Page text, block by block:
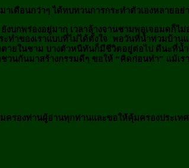
าเดือนกว่าๆ ได้ทบทวนการกระทำตัวเองหลายอ
ยังบกพร่องอยู่มาก เวลาล้างจานชามพอเจอมดก็ไ
ทำของเราแบบที่ไม่ได้ตั้งใจ พอวันที่น้ำท่วมบ้านแ
ายในชาม บางตัวหนีทันก็มีชีวิตอยู่ต่อไป ดีนะที่น้ำ
วนกันมาสร้างกรรมดีๆ ขอให้ “คิดก่อนทำ” แม้เ
รองท่านผู้อ่านทุกท่านและขอให้คุ้มครองประเท